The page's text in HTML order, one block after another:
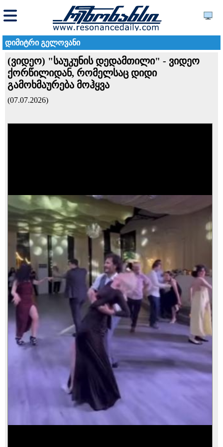
დიმიტრი გელოვანი
(ვიდეო) "საუკუნის დედამთილი" - ვიდეო
ქორწილიდან, რომელსაც დიდი
გამოხმაურება მოჰყვა
(07.07.2026)